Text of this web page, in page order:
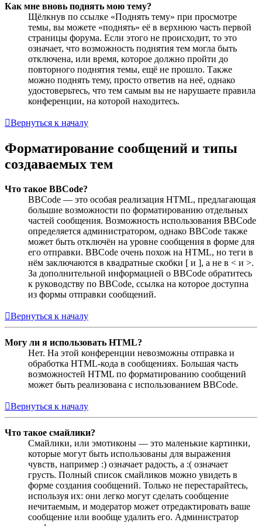
Как мне вновь поднять мою тему?
Щёлкнув по ссылке «Поднять тему» при просмотре
темы, вы можете «поднять» её в верхнюю часть первой
страницы форума. Если этого не происходит, то это
означает, что возможность поднятия тем могла быть
отключена, или время, которое должно пройти до
повторного поднятия темы, ещё не прошло. Также
можно поднять тему, просто ответив на неё, однако
удостоверьтесь, что тем самым вы не нарушаете правила
конференции, на которой находитесь.
Вернуться к началу
Форматирование сообщений и типы
создаваемых тем
Что такое BBCode?
BBCode — это особая реализация HTML, предлагающая
большие возможности по форматированию отдельных
частей сообщения. Возможность использования BBCode
определяется администратором, однако BBCode также
может быть отключён на уровне сообщения в форме для
его отправки. BBCode очень похож на HTML, но теги в
нём заключаются в квадратные скобки [ и ], а не в < и >.
За дополнительной информацией о BBCode обратитесь
к руководству по BBCode, ссылка на которое доступна
из формы отправки сообщений.
Вернуться к началу
Могу ли я использовать HTML?
Нет. На этой конференции невозможны отправка и
обработка HTML-кода в сообщениях. Большая часть
возможностей HTML по форматированию сообщений
может быть реализована с использованием BBCode.
Вернуться к началу
Что такое смайлики?
Смайлики, или эмотиконы — это маленькие картинки,
которые могут быть использованы для выражения
чувств, например :) означает радость, а :( означает
грусть. Полный список смайликов можно увидеть в
форме создания сообщений. Только не перестарайтесь,
используя их: они легко могут сделать сообщение
нечитаемым, и модератор может отредактировать ваше
сообщение или вообще удалить его. Администратор